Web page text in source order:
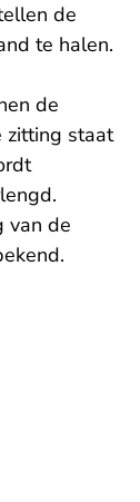
de
te halen.
de
zitting staat
van de